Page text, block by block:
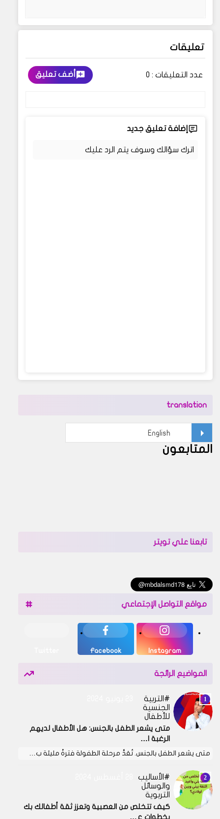
تعليقات
عدد التعليقات : 0 أضف تعليق
إضافة تعليق جديد
اترك سؤالك وسوف يتم الرد عليك
translation
المتابعون
تابعنا علي تويتر
مواقع التواصل الإجتماعي
Instagram
Facebook
المواضيع الرائجة
التربية
الجنسية
للأطفال
متى يشعر الطفل بالجنس: هل الأطفال لديهم
الرغبة ا…
متى يشعر الطفل بالجنس. تُعَدُّ مرحلة الطفولة فترةً مليئة ب…
الأساليب
والوسائل
التربوية
كيف تتخلص من العصبية وتعزز ثقة أطفالك بك
بخطوات ع…